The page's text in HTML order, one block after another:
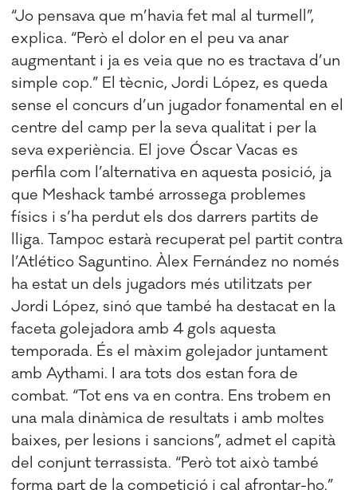
“Jo pensava que m’havia fet mal al turmell”,
explica. “Però el dolor en el peu va anar
augmentant i ja es veia que no es tractava d’un
simple cop.” El tècnic, Jordi López, es queda
sense el concurs d’un jugador fonamental en el
centre del camp per la seva qualitat i per la
seva experiència. El jove Óscar Vacas es
perfila com l’alternativa en aquesta posició, ja
que Meshack també arrossega problemes
físics i s’ha perdut els dos darrers partits de
lliga. Tampoc estarà recuperat pel partit contra
l’Atlético Saguntino. Àlex Fernández no només
ha estat un dels jugadors més utilitzats per
Jordi López, sinó que també ha destacat en la
faceta golejadora amb 4 gols aquesta
temporada. És el màxim golejador juntament
amb Aythami. I ara tots dos estan fora de
combat. “Tot ens va en contra. Ens trobem en
una mala dinàmica de resultats i amb moltes
baixes, per lesions i sancions”, admet el capità
del conjunt terrassista. “Però tot això també
forma part de la competició i cal afrontar-ho.”